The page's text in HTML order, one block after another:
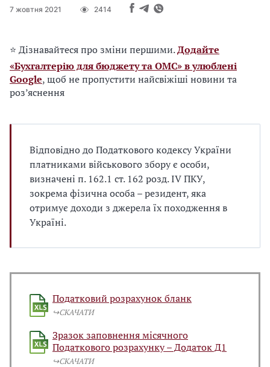
7 жовтня 2021 2414
⭐ Дізнавайтеся про зміни першими.Додайте
«Бухгалтерію для бюджету та ОМС» в улюблені
Google, щоб не пропустити найсвіжіші новини та
роз’яснення
Відповідно до Податкового кодексу України
платниками військового збору є особи,
визначені п. 162.1 ст. 162 розд. ІV ПКУ,
зокрема фізична особа – резидент, яка
отримує доходи з джерела їх походження в
Україні.
Податковий розрахунок бланк
↪️СКАЧАТИ
Зразок заповнення місячного
Податкового розрахунку – Додаток Д1
↪️СКАЧАТИ